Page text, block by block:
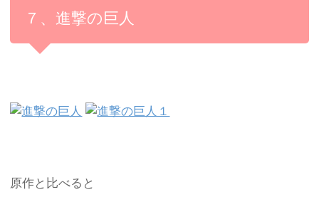
７、進撃の巨人
原作と比べると